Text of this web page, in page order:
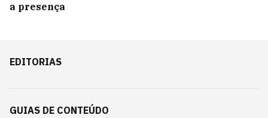
a presença
EDITORIAS
GUIAS DE CONTEÚDO